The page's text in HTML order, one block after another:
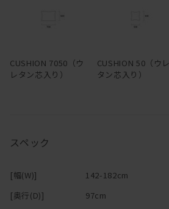
CUSHION 7050（ウ
レタン芯入り）
CUSHION 50（ウレ
タン芯入り）
スペック
[幅(W)]
142-182cm
[奥行(D)]
97cm